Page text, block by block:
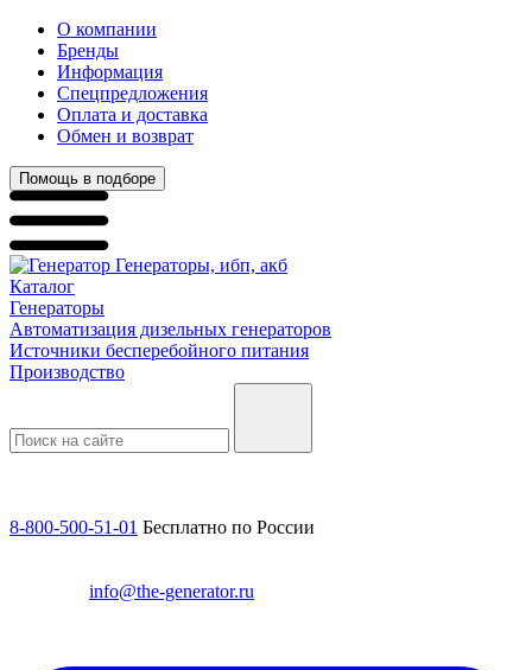
О компании
Бренды
Информация
Спецпредложения
Оплата и доставка
Обмен и возврат
Помощь в подборе
Генераторы, ибп, акб
Каталог
Генераторы
Автоматизация дизельных генераторов
Источники бесперебойного питания
Производство
8-800-500-51-01 Бесплатно по России
info@the-generator.ru